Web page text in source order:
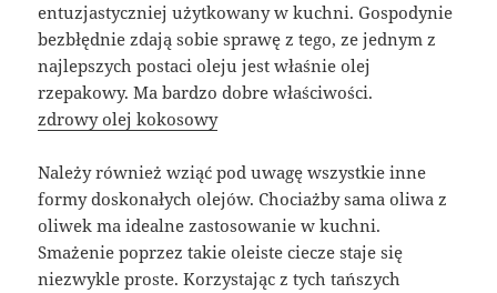
entuzjastyczniej użytkowany w kuchni. Gospodynie
bezbłędnie zdają sobie sprawę z tego, ze jednym z
najlepszych postaci oleju jest właśnie olej
rzepakowy. Ma bardzo dobre właściwości.
zdrowy olej kokosowy
Należy również wziąć pod uwagę wszystkie inne
formy doskonałych olejów. Chociażby sama oliwa z
oliwek ma idealne zastosowanie w kuchni.
Smażenie poprzez takie oleiste ciecze staje się
niezwykle proste. Korzystając z tych tańszych